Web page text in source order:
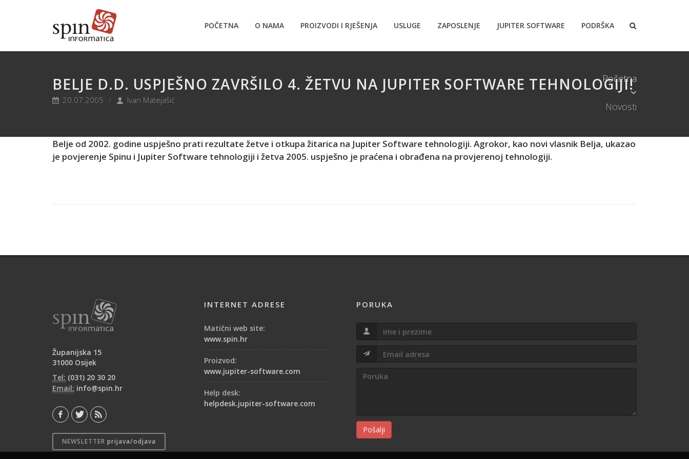
POČETNA O NAMA PROIZVODI I RJEŠENJA USLUGE ZAPOSLENJE JUPITER SOFTWARE PODRŠKA
BELJE D.D. USPJEŠNO ZAVRŠILO 4. ŽETVU NA JUPITER SOFTWARE TEHNOLOGIJI!
20.07.2005 Ivan Matejašić
Početna
Novosti
Belje od 2002. godine uspješno prati rezultate žetve i otkupa žitarica na Jupiter Software tehnologiji. Agrokor, kao novi vlasnik Belja, ukazao
je povjerenje Spinu i Jupiter Software tehnologiji i žetva 2005. uspješno je praćena i obrađena na provjerenoj tehnologiji.
Županijska 15
31000 Osijek
Tel: (031) 20 30 20
Email: info@spin.hr
NEWSLETTER prijava/odjava
INTERNET ADRESE
Matični web site:
www.spin.hr
Proizvod:
www.jupiter-software.com
Help desk:
helpdesk.jupiter-software.com
PORUKA
Pošalji